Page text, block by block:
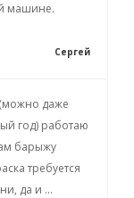
машине.
Сергей
даже
год) работаю
барыжу
требуется
да и ...